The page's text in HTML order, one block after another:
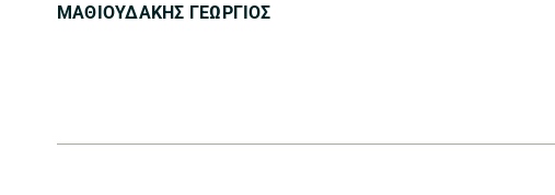
ΜΑΘΙΟΥΔΑΚΗΣ ΓΕΩΡΓΙΟΣ